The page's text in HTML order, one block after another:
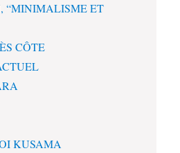
“MINIMALISME ET
CÔTE
KUSAMA